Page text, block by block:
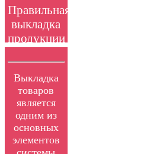
Правильная
выкладка
продукции
торговом
зале,
использование
POS
материалов
позволяют
Выкладка
товаров
является
одним из
основных
элементов